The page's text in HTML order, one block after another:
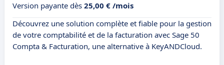
Version payante dès 25,00 € /mois
Découvrez une solution complète et fiable pour la gestion
de votre comptabilité et de la facturation avec Sage 50
Compta & Facturation, une alternative à KeyANDCloud.